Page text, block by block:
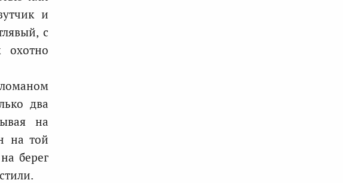
и
с
охотно
два
на
на той
берег